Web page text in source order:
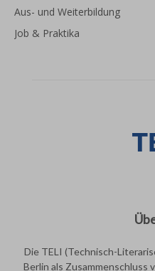
Aus- und Weiterbildung
Job & Praktika
Die TELI (Technisch-
Berlin als Zusammenschluss